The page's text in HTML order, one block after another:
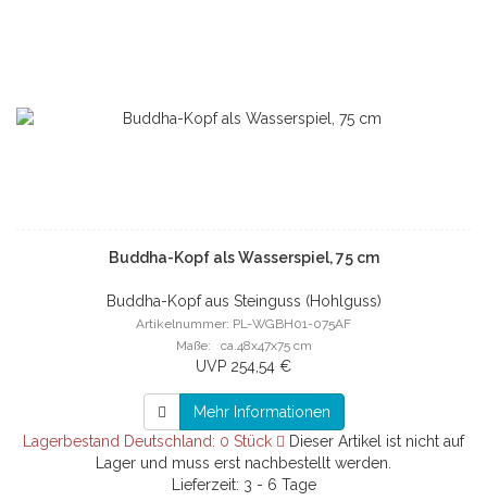
Buddha-Kopf als Wasserspiel, 75 cm
Buddha-Kopf aus Steinguss (Hohlguss)
Artikelnummer: PL-WGBH01-075AF
Maße: ca.48x47x75 cm
UVP 254,54 €
Mehr Informationen
Lagerbestand Deutschland: 0 Stück
Dieser Artikel ist nicht auf
Lager und muss erst nachbestellt werden.
Lieferzeit: 3 - 6 Tage